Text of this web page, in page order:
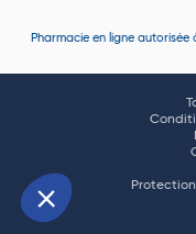
Pharmacie en ligne autorisée